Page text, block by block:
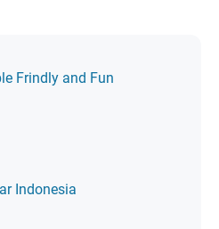
Frindly and Fun
Indonesia